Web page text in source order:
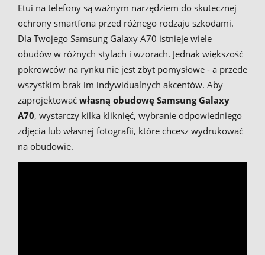
Etui na telefony są ważnym narzędziem do skutecznej
ochrony smartfona przed różnego rodzaju szkodami.
Dla Twojego Samsung Galaxy A70 istnieje wiele
obudów w różnych stylach i wzorach. Jednak większość
pokrowców na rynku nie jest zbyt pomysłowe - a przede
wszystkim brak im indywidualnych akcentów. Aby
zaprojektować własną obudowę Samsung Galaxy
A70, wystarczy kilka kliknięć, wybranie odpowiedniego
zdjęcia lub własnej fotografii, które chcesz wydrukować
na obudowie.